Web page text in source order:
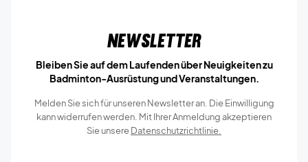
Newsletter
Bleiben Sie auf dem Laufenden über Neuigkeiten zu
Badminton-Ausrüstung und Veranstaltungen.
Melden Sie sich für unseren Newsletter an. Die Einwilligung
kann widerrufen werden. Mit Ihrer Anmeldung akzeptieren
Sie unsereDatenschutzrichtlinie.